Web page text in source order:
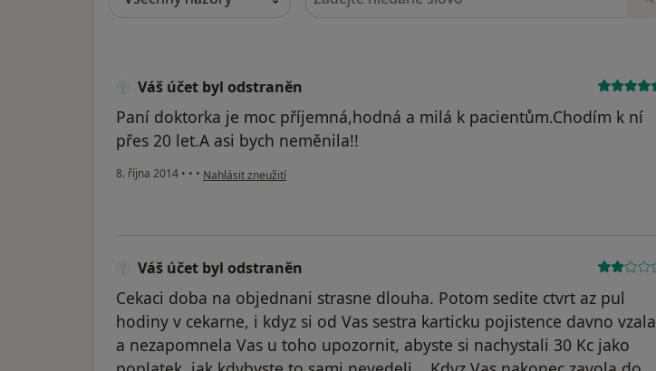
Váš účet byl odstraněn
Paní doktorka je moc příjemná,hodná a milá k pacientům.Chodím k ní
přes 20 let.A asi bych neměnila!!
8. října 2014 • • • podle názoru uživatele Váš účet byl odstraněn
Nahlásit zneužití
Váš účet byl odstraněn
Cekaci doba na objednani strasne dlouha. Potom sedite ctvrt az pul
hodiny v cekarne, i kdyz si od Vas sestra karticku pojistence davno vzala
a nezapomnela Vas u toho upozornit, abyste si nachystali 30 Kc jako